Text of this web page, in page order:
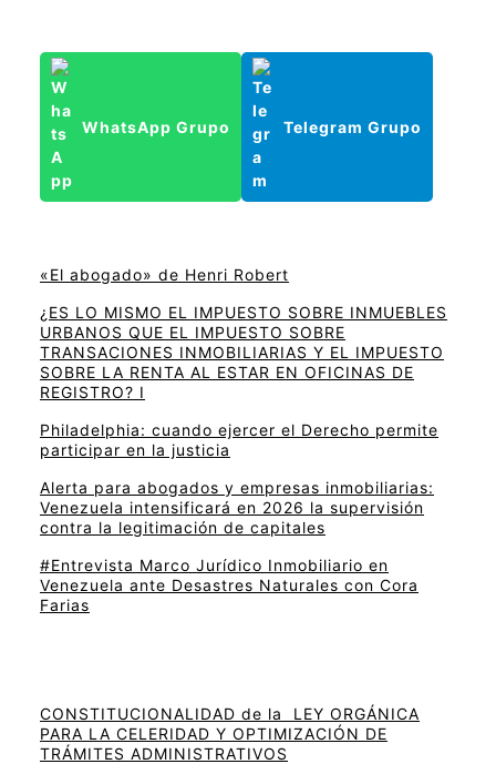
WhatsApp Grupo Telegram Grupo
«El abogado» de Henri Robert
¿ES LO MISMO EL IMPUESTO SOBRE INMUEBLES
URBANOS QUE EL IMPUESTO SOBRE
TRANSACIONES INMOBILIARIAS Y EL IMPUESTO
SOBRE LA RENTA AL ESTAR EN OFICINAS DE
REGISTRO? I
Philadelphia: cuando ejercer el Derecho permite
participar en la justicia
Alerta para abogados y empresas inmobiliarias:
Venezuela intensificará en 2026 la supervisión
contra la legitimación de capitales
#Entrevista Marco Jurídico Inmobiliario en
Venezuela ante Desastres Naturales con Cora
Farias
CONSTITUCIONALIDAD de la LEY ORGÁNICA
PARA LA CELERIDAD Y OPTIMIZACIÓN DE
TRÁMITES ADMINISTRATIVOS